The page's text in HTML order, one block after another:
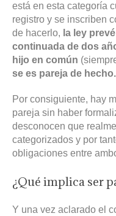
está en esta categoría
registro y se inscriben
de hacerlo, la ley
continuada de dos
hijo en común
se es pareja de hecho.
Por consiguiente, hay
pareja sin haber
desconocen que
categorizados y por
obligaciones entre
¿Qué implica ser
Y una vez aclarado el